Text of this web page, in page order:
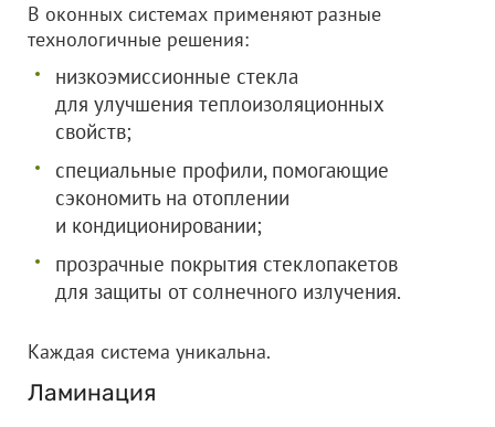
В оконных системах применяют разные
технологичные решения:
низкоэмиссионные стекла
для улучшения теплоизоляционных
свойств;
специальные профили, помогающие
сэкономить на отоплении
и кондиционировании;
прозрачные покрытия стеклопакетов
для защиты от солнечного излучения.
Каждая система уникальна.
Ламинация